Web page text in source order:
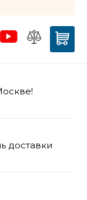
доставки